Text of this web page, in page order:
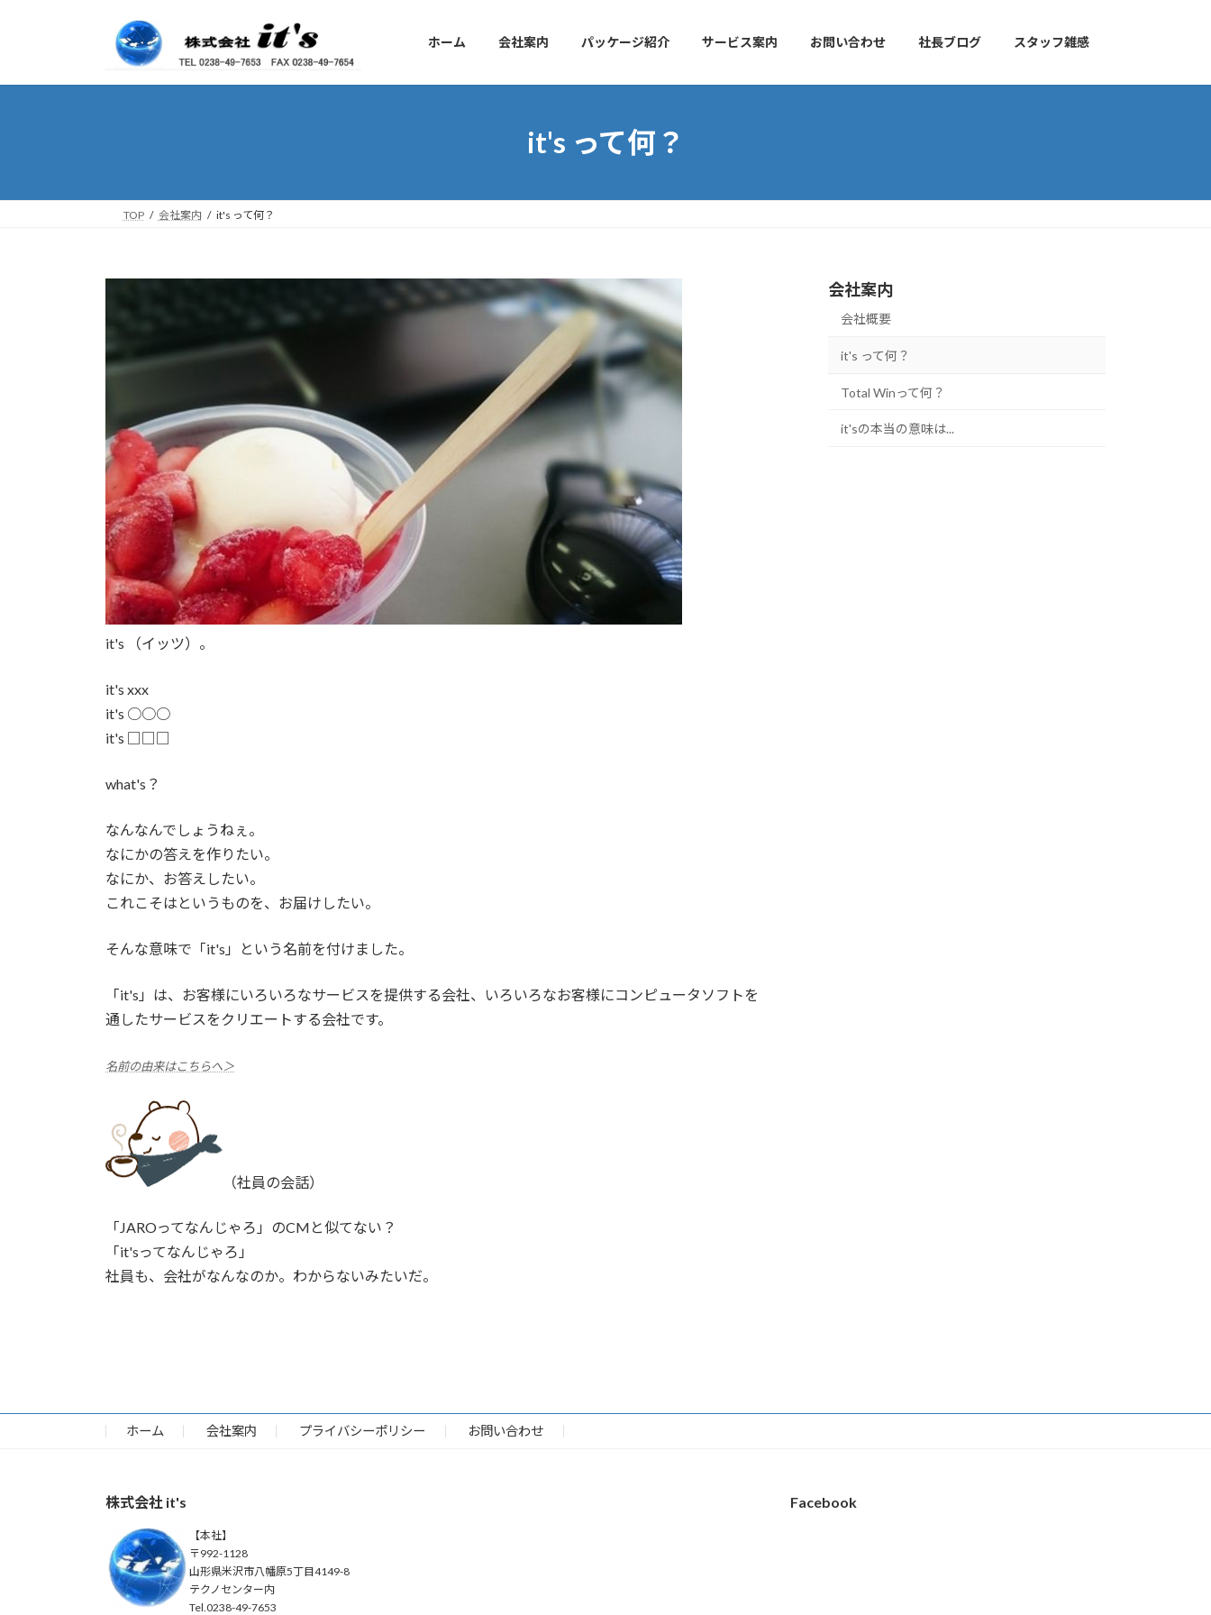
プ
動
ホーム 会社案内 パッケージ紹介 サービス案内 お問い合わせ 社長ブログ スタッフ雑感
it's って何？
TOP 会社案内 it's って何？
it's （イッツ）。
it's xxx
it's ○○○
it's □□□
what's？
なんなんでしょうねぇ。
なにかの答えを作りたい。
なにか、お答えしたい。
これこそはというものを、お届けしたい。
そんな意味で「it's」という名前を付けました。
「it's」は、お客様にいろいろなサービスを提供する会社、いろいろなお客様にコンピュータソフトを
通したサービスをクリエートする会社です。
名前の由来はこちらへ＞
（社員の会話）
「JAROってなんじゃろ」のCMと似てない？
「it'sってなんじゃろ」
社員も、会社がなんなのか。わからないみたいだ。
会社案内
会社概要
it's って何？
Total Winって何？
it'sの本当の意味は...
ホーム 会社案内 プライバシーポリシー お問い合わせ
株式会社 it's
【本社】
〒992-1128
山形県米沢市八幡原5丁目4149-8
テクノセンター内
Tel.0238-49-7653
Facebook